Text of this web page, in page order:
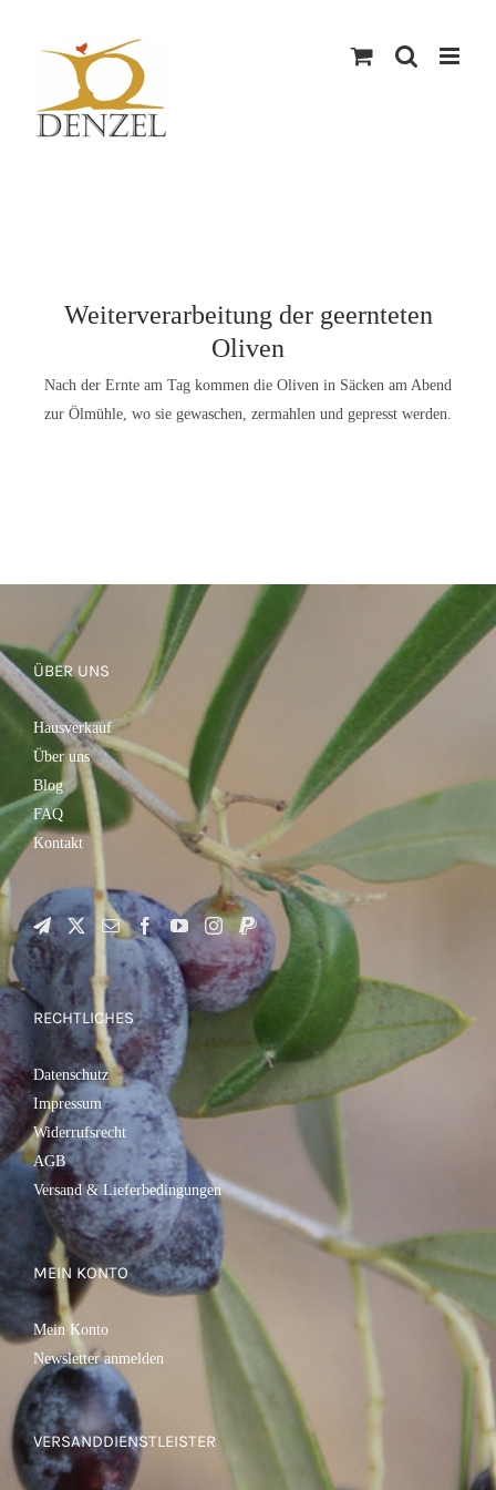
Weiterverarbeitung der geernteten
Oliven
Nach der Ernte am Tag kommen die Oliven in Säcken am Abend
zur Ölmühle, wo sie gewaschen, zermahlen und gepresst werden.
ÜBER UNS
Hausverkauf
Über uns
Blog
FAQ
Kontakt
RECHTLICHES
Datenschutz
Impressum
Widerrufsrecht
AGB
Versand & Lieferbedingungen
MEIN KONTO
Mein Konto
Newsletter anmelden
VERSANDDIENSTLEISTER